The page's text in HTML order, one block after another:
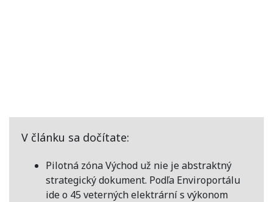
V článku sa dočítate:
Pilotná zóna Východ už nie je abstraktný
strategický dokument. Podľa Enviroportálu
ide o 45 veterných elektrární s výkonom